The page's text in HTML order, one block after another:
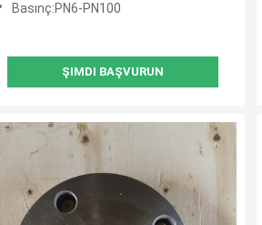
Basınç:PN6-PN100
ŞIMDI BAŞVURUN